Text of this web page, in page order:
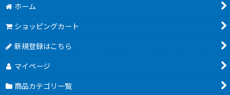
ホーム
ショッピングカート
新規登録はこちら
マイページ
商品カテゴリ一覧